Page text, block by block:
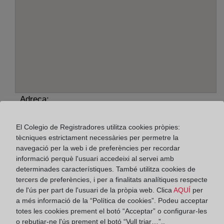
Adreça:
Horario:
De lunes a viernes de 09:00 a 17:00 horas
Agosto: De lunes a viernes de 09:00 a 14:00 horas
Los días 24 y 31 de diciembre de 09:00 a 14:00
horas
El Colegio de Registradores utilitza cookies pròpies:
tècniques estrictament necessàries per permetre la
navegació per la web i de preferències per recordar
informació perquè l'usuari accedeixi al servei amb
determinades característiques. També utilitza cookies de
tercers de preferències, i per a finalitats analítiques respecte
de l'ús per part de l'usuari de la pròpia web. Clica AQUÍ per
a més informació de la “Política de cookies”. Podeu acceptar
totes les cookies prement el botó “Acceptar” o configurar-les
o rebutjar-ne l'ús prement el botó “Vull triar…”..